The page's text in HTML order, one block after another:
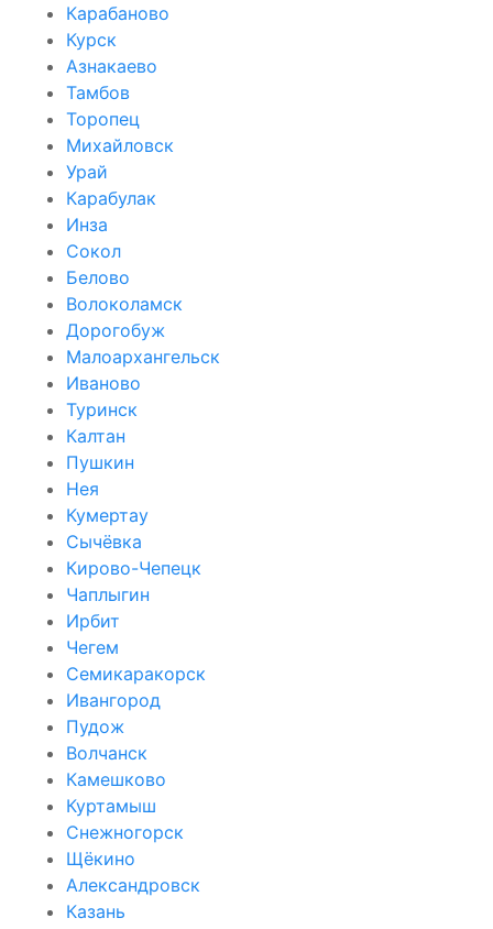
Карабаново
Курск
Азнакаево
Тамбов
Торопец
Михайловск
Урай
Карабулак
Инза
Сокол
Белово
Волоколамск
Дорогобуж
Малоархангельск
Иваново
Туринск
Калтан
Пушкин
Нея
Кумертау
Сычёвка
Кирово-Чепецк
Чаплыгин
Ирбит
Чегем
Семикаракорск
Ивангород
Пудож
Волчанск
Камешково
Куртамыш
Снежногорск
Щёкино
Александровск
Казань